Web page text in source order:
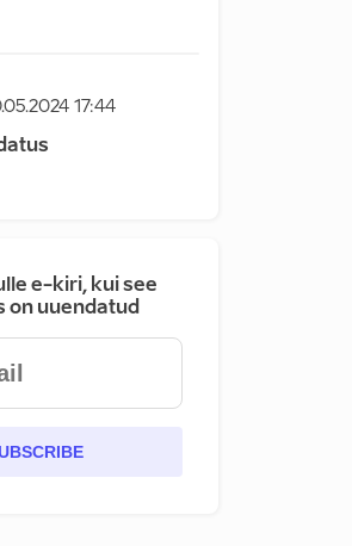
17:44
e-kiri, kui see
on uuendatud